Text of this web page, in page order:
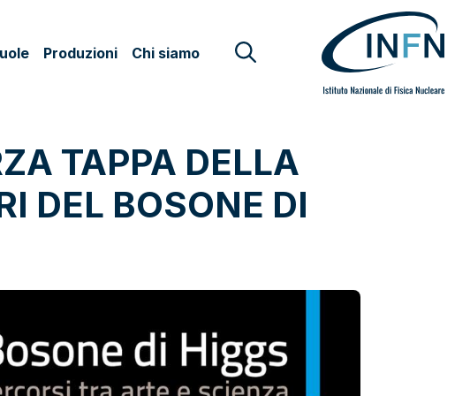
Produzioni Chi siamo
TAPPA DELLA
DEL BOSONE DI